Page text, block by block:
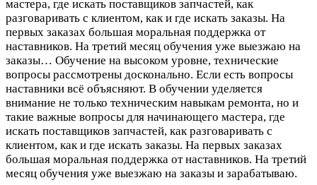
мастера, где искать поставщиков запчастей, как
разговаривать с клиентом, как и где искать заказы. На
первых заказах большая моральная поддержка от
наставников. На третий месяц обучения уже выезжаю на
заказы… Обучение на высоком уровне, технические
вопросы рассмотрены досконально. Если есть вопросы
наставники всё объясняют. В обучении уделяется
внимание не только техническим навыкам ремонта, но и
такие важные вопросы для начинающего мастера, где
искать поставщиков запчастей, как разговаривать с
клиентом, как и где искать заказы. На первых заказах
большая моральная поддержка от наставников. На третий
месяц обучения уже выезжаю на заказы и зарабатываю.